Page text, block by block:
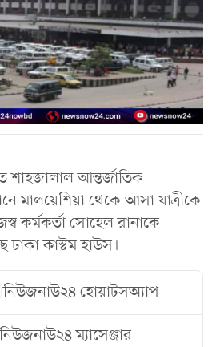
শাহজালাল আন্তর্জাতিক
মালয়েশিয়া থেকে আসা যাত্রীকে
কর্মকর্তা সোহেল রানাকে
ঢাকা কাস্টম হাউস।
নিউজনাউ২৪ হোয়াটসঅ্যাপ
নিউজনাউ২৪ ম্যাসেঞ্জার